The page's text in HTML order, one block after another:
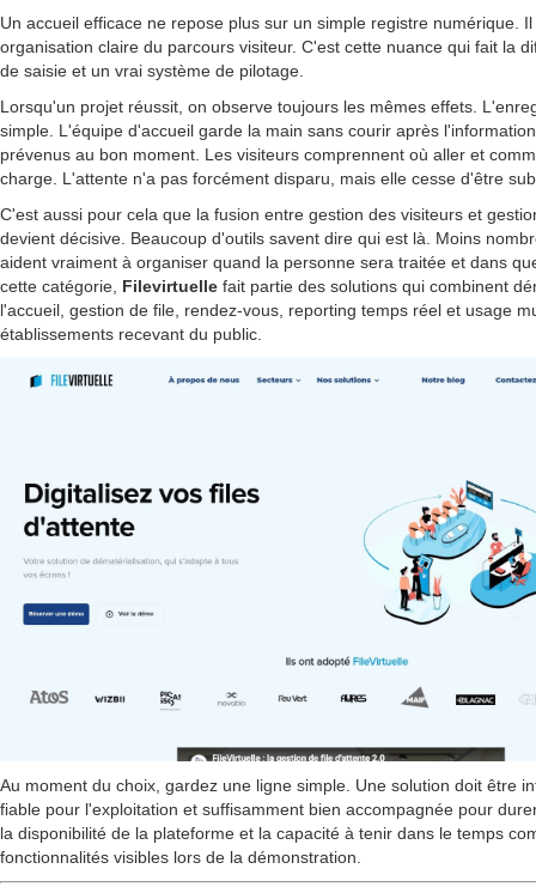
Un accueil efficace ne repose plus sur un simple registre numérique.
organisation claire du parcours visiteur. C'est cette nuance qui fait la
de saisie et un vrai système de pilotage.
Lorsqu'un projet réussit, on observe toujours les mêmes effets.
simple. L'équipe d'accueil garde la main sans courir après
prévenus au bon moment. Les visiteurs comprennent où aller et
charge. L'attente n'a pas forcément disparu, mais elle cesse d'être
C'est aussi pour cela que la fusion entre gestion des visiteurs et
devient décisive. Beaucoup d'outils savent dire qui est là. Moins
aident vraiment à organiser quand la personne sera traitée et dans
cette catégorie, Filevirtuelle fait partie des solutions qui combinent
l'accueil, gestion de file, rendez-vous, reporting temps réel et usage
établissements recevant du public.
Au moment du choix, gardez une ligne simple. Une solution doit être
fiable pour l'exploitation et suffisamment bien accompagnée pour
la disponibilité de la plateforme et la capacité à tenir dans le temps
fonctionnalités visibles lors de la démonstration.